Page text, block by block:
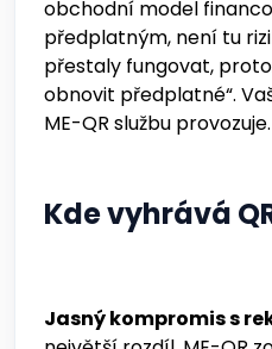
obchodní model
předplatným, není tu
přestaly fungovat,
obnovit předplatné“.
ME-QR službu provozuje.
Kde vyhrává
Jasný kompromis s